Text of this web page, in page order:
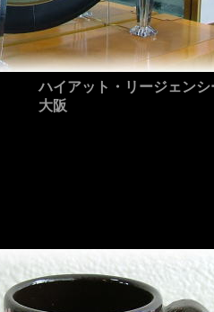
ハイアット・リージェンシ
大阪